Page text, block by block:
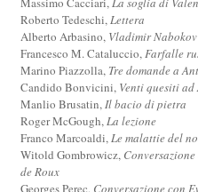
Roberto Tedeschi,Lettera
Alberto Arbasino, Vladimir Nabokov
Francesco M. Cataluccio,Farfalle
Marino Piazzolla, Tre domande a
Candido Bonvicini, Venti quesiti
Manlio Brusatin,Il bacio di pietra
Roger McGough,La lezione
Franco Marcoaldi,Le malattie del
Witold Gombrowicz,
de Roux
Georges Perec, Conversazione con